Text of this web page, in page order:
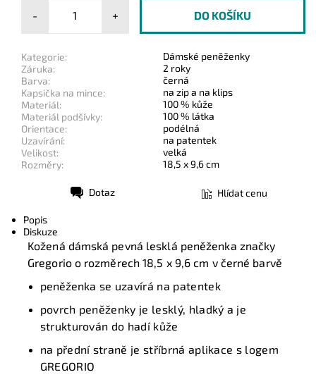
- +
Kategorie:
Dámské peněženky
Záruka:
2 roky
Barva:
černá
Kapsička na mince:
na zip a na klips
Materiál:
100 % kůže
Materiál podšívky:
100 % látka
Orientace:
podélná
Uzavírání:
na patentek
Velikost:
velká
Rozměry:
18,5 x 9,6 cm
Dotaz Hlídat cenu
Popis
Diskuze
Kožená dámská pevná lesklá peněženka značky
Gregorio o rozměrech 18,5 x 9,6 cm v černé barvě
peněženka se uzavírá na patentek
povrch peněženky je lesklý, hladký a je
strukturován do hadí kůže
na přední straně je stříbrná aplikace s logem
GREGORIO